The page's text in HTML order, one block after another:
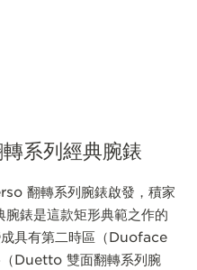
轉系列經典腕錶
翻轉系列腕錶啟發，積家
錶是這款矩形典範之作的
具有第二時區（Duoface
Duetto 雙面翻轉系列腕